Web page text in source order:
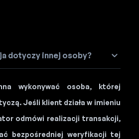
dotyczy innej osoby?
wykonywać osoba, której
Jeśli klient działa w imieniu
odmówi realizacji transakcji,
bezpośredniej weryfikacji tej